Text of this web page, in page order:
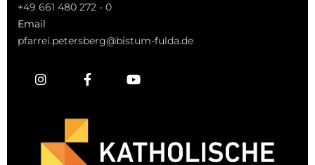
+49 661 480 272 - 0
Email
pfarrei.petersberg@bistum-fulda.de